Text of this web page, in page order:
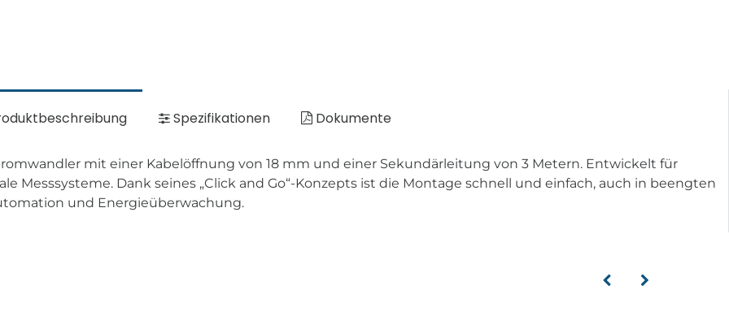
Spezifikationen Dokumente
mit einer Kabelöffnung von 18 mm und einer Sekundärleitung von 3 Metern. Entwickelt für
Messsysteme. Dank seines „Click and Go“-Konzepts ist die Montage schnell und einfach, auch in beengten
und Energieüberwachung.